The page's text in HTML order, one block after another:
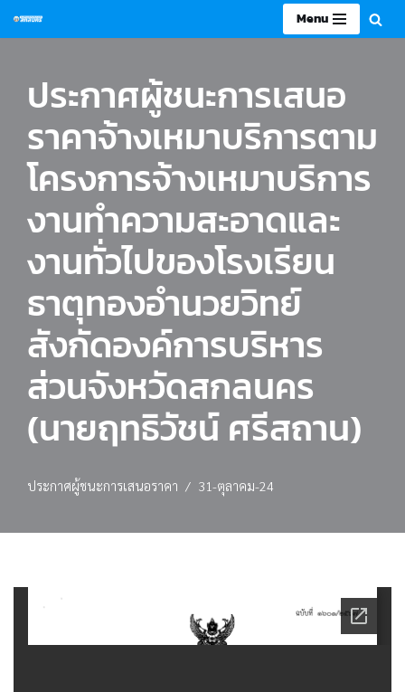
content
Menu
ประกาศผู้ชนะการเสนอ
ราคาจ้างเหมาบริการตาม
โครงการจ้างเหมาบริการ
งานทำความสะอาดและ
งานทั่วไปของโรงเรียน
ธาตุทองอำนวยวิทย์
สังกัดองค์การบริหาร
ส่วนจังหวัดสกลนคร
(นายฤทธิวัชน์ ศรีสถาน)
ประกาศผู้ชนะการเสนอราคา 31-ตุลาคม-24